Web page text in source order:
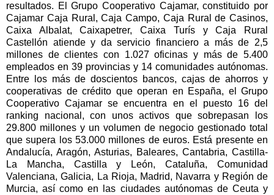
resultados. El Grupo Cooperativo Cajamar, constituido por
Cajamar Caja Rural, Caja Campo, Caja Rural de Casinos,
Caixa Albalat, Caixapetrer, Caixa Turís y Caja Rural
Castellón atiende y da servicio financiero a más de 2,5
millones de clientes con 1.027 oficinas y más de 5.400
empleados en 39 provincias y 14 comunidades autónomas.
Entre los más de doscientos bancos, cajas de ahorros y
cooperativas de crédito que operan en España, el Grupo
Cooperativo Cajamar se encuentra en el puesto 16 del
ranking nacional, con unos activos que sobrepasan los
29.800 millones y un volumen de negocio gestionado total
que supera los 53.000 millones de euros. Está presente en
Andalucía, Aragón, Asturias, Baleares, Cantabria, Castilla-
La Mancha, Castilla y León, Cataluña, Comunidad
Valenciana, Galicia, La Rioja, Madrid, Navarra y Región de
Murcia, así como en las ciudades autónomas de Ceuta y